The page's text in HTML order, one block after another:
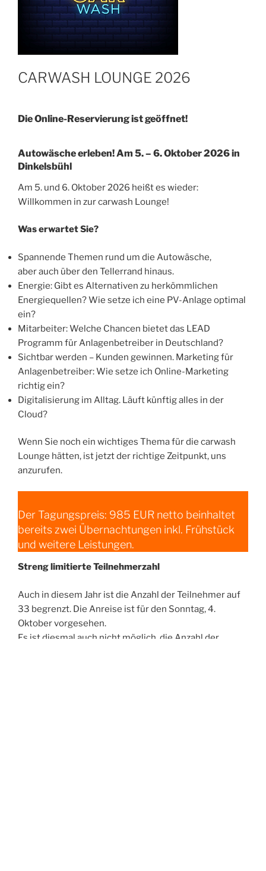
CARWASH LOUNGE 2026
Die Online-Reservierung ist geöffnet!
Autowäsche erleben! Am 5. – 6. Oktober 2026 in
Dinkelsbühl
Am 5. und 6. Oktober 2026 heißt es wieder:
Willkommen in zur carwash Lounge!
Was erwartet Sie?
Spannende Themen rund um die Autowäsche,
aber auch über den Tellerrand hinaus.
Energie: Gibt es Alternativen zu herkömmlichen
Energiequellen? Wie setze ich eine PV-Anlage optimal
ein?
Mitarbeiter: Welche Chancen bietet das LEAD
Programm für Anlagenbetreiber in Deutschland?
Sichtbar werden – Kunden gewinnen. Marketing für
Anlagenbetreiber: Wie setze ich Online-Marketing
richtig ein?
Digitalisierung im Alltag. Läuft künftig alles in der
Cloud?
Wenn Sie noch ein wichtiges Thema für die carwash
Lounge hätten, ist jetzt der richtige Zeitpunkt, uns
anzurufen.
Der Tagungspreis: 985 EUR netto beinhaltet
bereits zwei Übernachtungen inkl. Frühstück
und weitere Leistungen.
Streng limitierte Teilnehmerzahl
Auch in diesem Jahr ist die Anzahl der Teilnehmer auf
33 begrenzt. Die Anreise ist für den Sonntag, 4.
Oktober vorgesehen.
Es ist diesmal auch nicht möglich, die Anzahl der